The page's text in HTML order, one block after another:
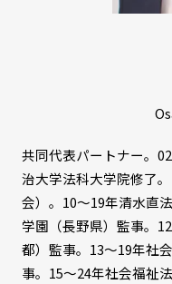
共同代表パートナー。
治大学法科大学院修了
会）。10〜19年清水直
学園（長野県）監事。
都）監事。13〜19年社
事。15〜24年社会福祉